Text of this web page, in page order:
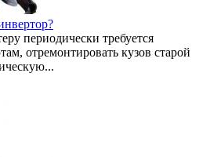
периодически требуется
отремонтировать кузов старой